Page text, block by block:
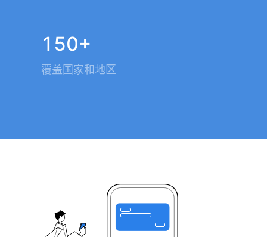
150+
覆盖国家和地区